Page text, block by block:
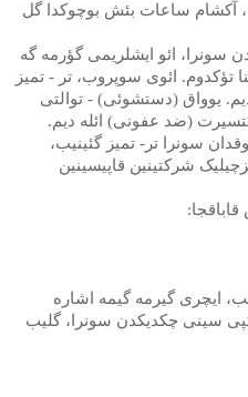
آکشام ساعات بئش بوچوکدا گل
سونرا، ائو ایشلریمی گؤرمه گه
تؤکدوم. ائوی سوپروب، تر - تمیز
یوواق (دستشوئی) - توالتی
(ضد عفونی) ائله دیم.
سونرا تر- تمیز گئینیب،
شرکتینین قاپیسینین
ایچری گیرمه گیمه اشاره
سینی چکدیکدن سونرا، گلیب